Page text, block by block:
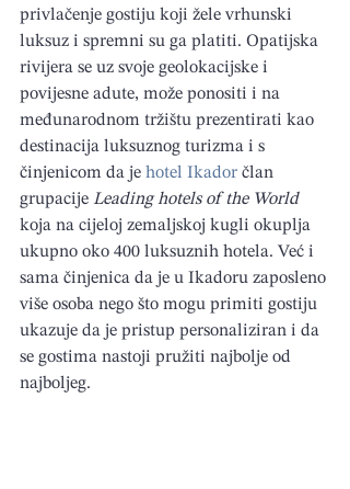
privlačenje gostiju koji žele vrhunski
luksuz i spremni su ga platiti. Opatijska
rivijera se uz svoje geolokacijske i
povijesne adute, može ponositi i na
međunarodnom tržištu prezentirati kao
destinacija luksuznog turizma i s
činjenicom da je hotel Ikador član
grupacije Leading hotels of the World
koja na cijeloj zemaljskoj kugli okuplja
ukupno oko 400 luksuznih hotela. Već i
sama činjenica da je u Ikadoru zaposleno
više osoba nego što mogu primiti gostiju
ukazuje da je pristup personaliziran i da
se gostima nastoji pružiti najbolje od
najboljeg.